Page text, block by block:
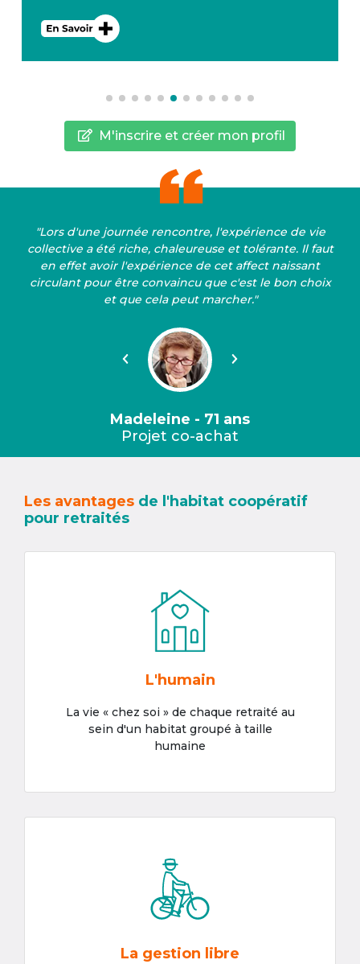
M'inscrire et créer mon profil
"Lors d'une journée rencontre, l'expérience de vie
collective a été riche, chaleureuse et tolérante. Il faut
en effet avoir l'expérience de cet affect naissant
circulant pour être convaincu que c'est le bon choix
et que cela peut marcher."
Précédent Suivant
Madeleine - 71 ans
Projet co-achat
Les avantages de l'habitat coopératif
pour retraités
L'humain
La vie « chez soi » de chaque retraité au
sein d'un habitat groupé à taille
humaine
La gestion libre